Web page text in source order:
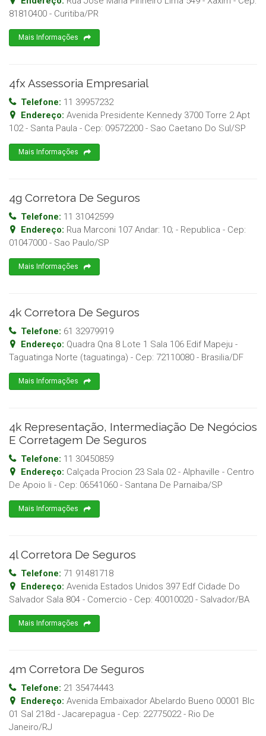
81810400 - Curitiba/PR
Mais Informações
4fx Assessoria Empresarial
Telefone: 11 39957232
Endereço: Avenida Presidente Kennedy 3700 Torre 2 Apt
102 - Santa Paula - Cep: 09572200 - Sao Caetano Do Sul/SP
Mais Informações
4g Corretora De Seguros
Telefone: 11 31042599
Endereço: Rua Marconi 107 Andar: 10; - Republica - Cep:
01047000 - Sao Paulo/SP
Mais Informações
4k Corretora De Seguros
Telefone: 61 32979919
Endereço: Quadra Qna 8 Lote 1 Sala 106 Edif Mapeju -
Taguatinga Norte (taguatinga) - Cep: 72110080 - Brasilia/DF
Mais Informações
4k Representação, Intermediação De Negócios
E Corretagem De Seguros
Telefone: 11 30450859
Endereço: Calçada Procion 23 Sala 02 - Alphaville - Centro
De Apoio Ii - Cep: 06541060 - Santana De Parnaiba/SP
Mais Informações
4l Corretora De Seguros
Telefone: 71 91481718
Endereço: Avenida Estados Unidos 397 Edf Cidade Do
Salvador Sala 804 - Comercio - Cep: 40010020 - Salvador/BA
Mais Informações
4m Corretora De Seguros
Telefone: 21 35474443
Endereço: Avenida Embaixador Abelardo Bueno 00001 Blc
01 Sal 218d - Jacarepagua - Cep: 22775022- Rio De
Janeiro/RJ